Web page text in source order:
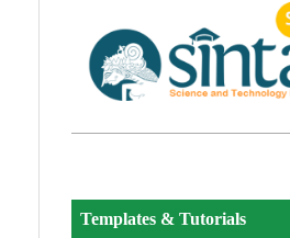
Templates & Tutorials